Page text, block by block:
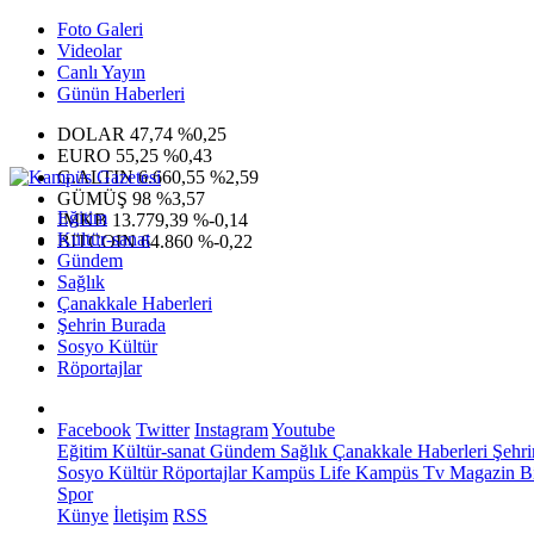
Foto Galeri
Videolar
Canlı Yayın
Günün Haberleri
DOLAR 47,74 %0,25
EURO 55,25 %0,43
G.ALTIN6.660,55 %2,59
GÜMÜŞ 98 %3,57
IMKB 13.779,39 %-0,14
BITCOIN64.860 %-0,22
Eğitim
Kültür-sanat
Gündem
Sağlık
Çanakkale Haberleri
Şehrin Burada
Sosyo Kültür
Röportajlar
Facebook Twitter InstagramYoutube
Eğitim Kültür-sanat Gündem Sağlık Çanakkale Haberleri
Sosyo KültürRöportajlarKampüs Life Kampüs Tv Magazin
Spor
Künye İletişim RSS